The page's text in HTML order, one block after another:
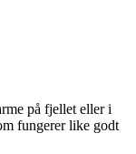
på fjellet eller i
fungerer like godt